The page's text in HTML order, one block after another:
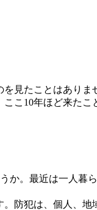
見たことはあり
こ10年ほど来たこ
か。最近は一人暮
防犯は、個人、地